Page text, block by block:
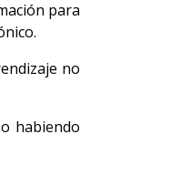
para
no
habiendo